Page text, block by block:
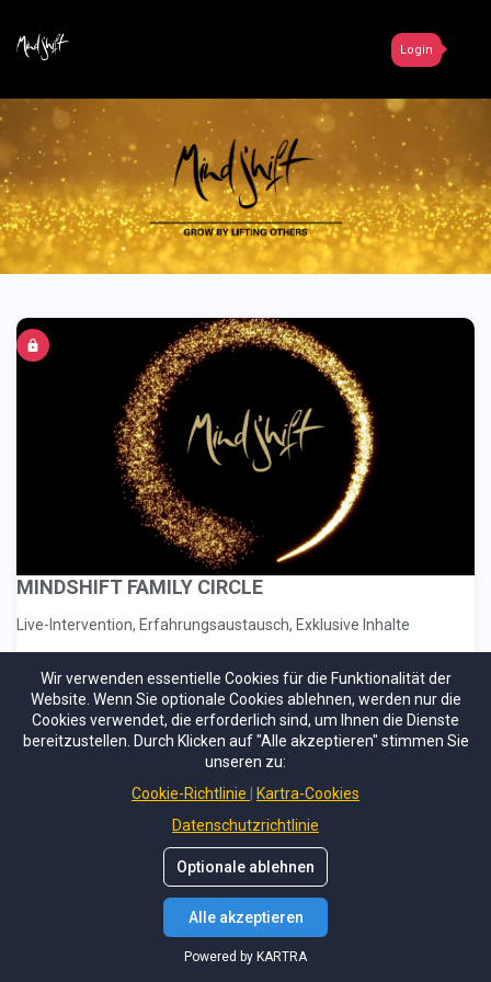
MINDSHIFT FAMILY CIRCLE
Live-Intervention, Erfahrungsaustausch, Exklusive Inhalte
Kein Mitglied
Jetzt zugreifen
Wir verwenden essentielle Cookies für die Funktionalität der
Website. Wenn Sie optionale Cookies ablehnen, werden nur die
Cookies verwendet, die erforderlich sind, um Ihnen die Dienste
bereitzustellen. Durch Klicken auf "Alle akzeptieren" stimmen Sie
unseren zu:
Cookie-Richtlinie
Kartra-Cookies
Datenschutzrichtlinie
Optionale ablehnen
Alle akzeptieren
Powered by KARTRA
Login